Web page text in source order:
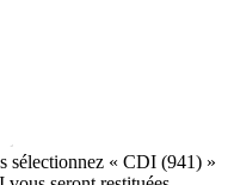
sélectionnez « CDI (941) »